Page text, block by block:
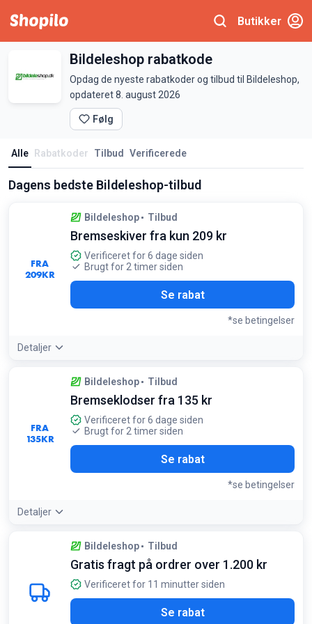
Butikker
Bildeleshop rabatkode
Opdag de nyeste rabatkoder og tilbud til Bildeleshop,
opdateret 8. august 2026
Følg
Alle Rabatkoder Tilbud Verificerede
Dagens bedste Bildeleshop-tilbud
FRA
209KR
Bildeleshop Tilbud
Bremseskiver fra kun 209 kr
Verificeret for 6 dage siden
Brugt for 2 timer siden
Se rabat
*se betingelser
Detaljer
Tilbudsdetaljer:Køb bremseskiver parvis for at sikre
optimal bremseevne og jævn slitage
Betingelser:
Prisen er pr. stk. for udvalgte modeller
FRA
135KR
Bildeleshop Tilbud
Bremseklodser fra 135 kr
Verificeret for 6 dage siden
Brugt for 2 timer siden
Se rabat
*se betingelser
Detaljer
Tilbudsdetaljer:Find populære mærker som Bosch og
Brembo til lave onlinepriser
Betingelser:
Prisen gælder for udvalgte modeller
Bildeleshop Tilbud
Gratis fragt på ordrer over 1.200 kr
Verificeret for 11 minutter siden
Se rabat